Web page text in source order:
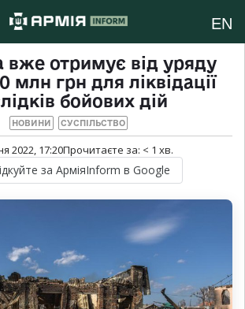
EN
отримує від уряду
млн грн для ліквідації
бойових дій
НОВИНИ СУСПІЛЬСТВО
2022, 17:20Прочитаєте за: < 1 хв.
за АрміяInform в Google